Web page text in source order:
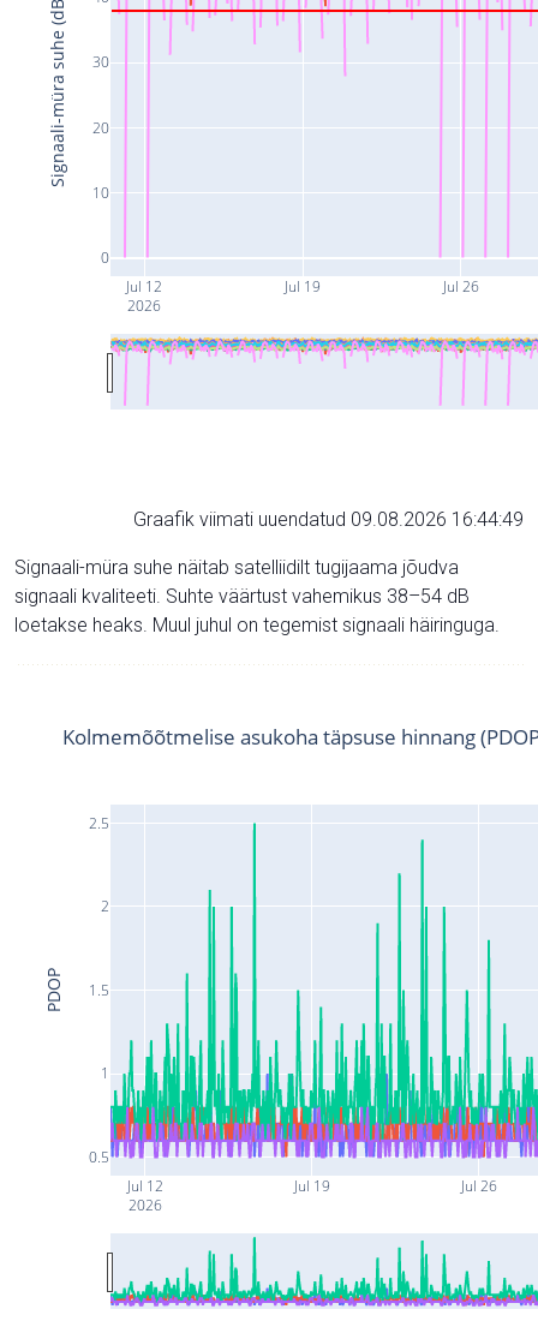
Jul 12
2026
Jul 19 Jul 26
0
10
20
30
Signaali-müra suhe (dB)
Graafik viimati uuendatud 09.08.2026 16:44:49
Signaali-müra suhe näitab satelliidilt tugijaama jõudva
signaali kvaliteeti. Suhte väärtust vahemikus 38–54 dB
loetakse heaks. Muul juhul on tegemist signaali häiringuga.
Jul 12
2026
Jul 19 Jul 26
0.5
1
1.5
2
2.5
Kolmemõõtmelise asukoha täpsuse hinnang
PDOP